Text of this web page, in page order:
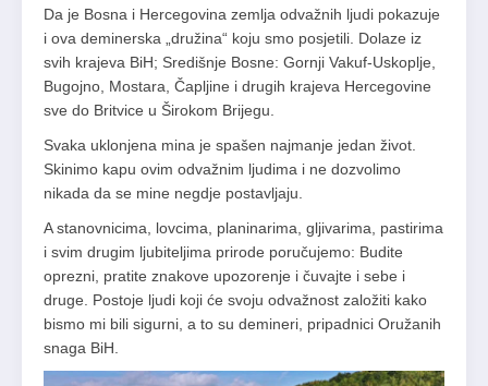
Da je Bosna i Hercegovina zemlja odvažnih ljudi pokazuje
i ova deminerska „družina“ koju smo posjetili. Dolaze iz
svih krajeva BiH; Središnje Bosne: Gornji Vakuf-Uskoplje,
Bugojno, Mostara, Čapljine i drugih krajeva Hercegovine
sve do Britvice u Širokom Brijegu.
Svaka uklonjena mina je spašen najmanje jedan život.
Skinimo kapu ovim odvažnim ljudima i ne dozvolimo
nikada da se mine negdje postavljaju.
A stanovnicima, lovcima, planinarima, gljivarima, pastirima
i svim drugim ljubiteljima prirode poručujemo: Budite
oprezni, pratite znakove upozorenje i čuvajte i sebe i
druge. Postoje ljudi koji će svoju odvažnost založiti kako
bismo mi bili sigurni, a to su demineri, pripadnici Oružanih
snaga BiH.